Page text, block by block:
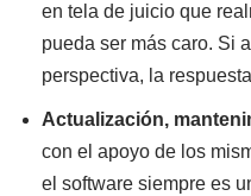
en tela de juicio que
pueda ser más caro. Si
perspectiva, la
Actualización,
con el apoyo de los
el software siempre es